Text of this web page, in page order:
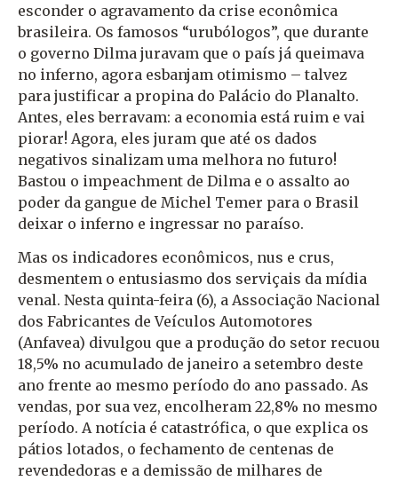
esconder o agravamento da crise econômica
brasileira. Os famosos “urubólogos”, que durante
o governo Dilma juravam que o país já queimava
no inferno, agora esbanjam otimismo – talvez
para justificar a propina do Palácio do Planalto.
Antes, eles berravam: a economia está ruim e vai
piorar! Agora, eles juram que até os dados
negativos sinalizam uma melhora no futuro!
Bastou o impeachment de Dilma e o assalto ao
poder da gangue de Michel Temer para o Brasil
deixar o inferno e ingressar no paraíso.
Mas os indicadores econômicos, nus e crus,
desmentem o entusiasmo dos serviçais da mídia
venal. Nesta quinta-feira (6), a Associação Nacional
dos Fabricantes de Veículos Automotores
(Anfavea) divulgou que a produção do setor recuou
18,5% no acumulado de janeiro a setembro deste
ano frente ao mesmo período do ano passado. As
vendas, por sua vez, encolheram 22,8% no mesmo
período. A notícia é catastrófica, o que explica os
pátios lotados, o fechamento de centenas de
revendedoras e a demissão de milhares de